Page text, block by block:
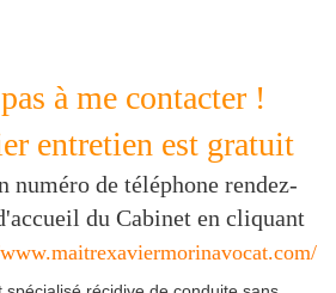
à me contacter !
entretien est gratuit
numéro de téléphone rendez-
du Cabinet en cliquant